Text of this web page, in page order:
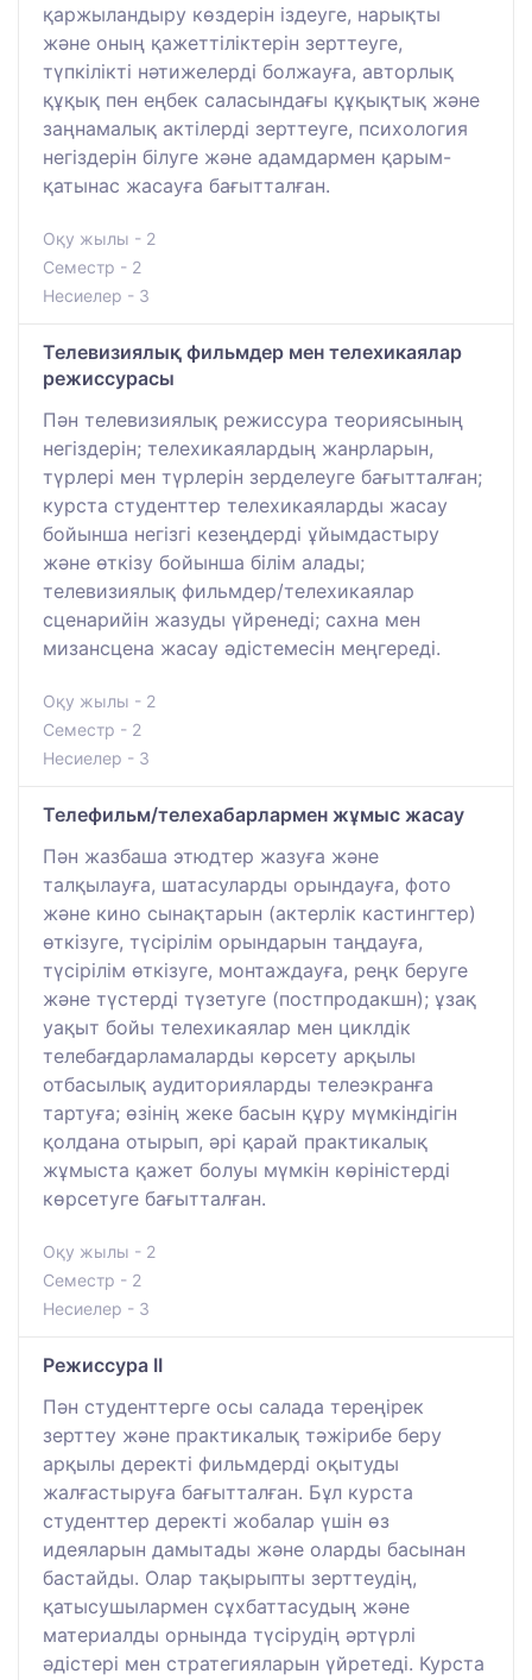
қаржыландыру көздерін іздеуге, нарықты
және оның қажеттіліктерін зерттеуге,
түпкілікті нәтижелерді болжауға, авторлық
құқық пен еңбек саласындағы құқықтық және
заңнамалық актілерді зерттеуге, психология
негіздерін білуге және адамдармен қарым-
қатынас жасауға бағытталған.
Оқу жылы - 2
Семестр - 2
Несиелер - 3
Телевизиялық фильмдер мен телехикаялар
режиссурасы
Пән телевизиялық режиссура теориясының
негіздерін; телехикаялардың жанрларын,
түрлері мен түрлерін зерделеуге бағытталған;
курста студенттер телехикаяларды жасау
бойынша негізгі кезеңдерді ұйымдастыру
және өткізу бойынша білім алады;
телевизиялық фильмдер/телехикаялар
сценарийін жазуды үйренеді; сахна мен
мизансцена жасау әдістемесін меңгереді.
Оқу жылы - 2
Семестр - 2
Несиелер - 3
Телефильм/телехабарлармен жұмыс жасау
Пән жазбаша этюдтер жазуға және
талқылауға, шатасуларды орындауға, фото
және кино сынақтарын (актерлік кастингтер)
өткізуге, түсірілім орындарын таңдауға,
түсірілім өткізуге, монтаждауға, реңк беруге
және түстерді түзетуге (постпродакшн); ұзақ
уақыт бойы телехикаялар мен циклдік
телебағдарламаларды көрсету арқылы
отбасылық аудиторияларды телеэкранға
тартуға; өзінің жеке басын құру мүмкіндігін
қолдана отырып, әрі қарай практикалық
жұмыста қажет болуы мүмкін көріністерді
көрсетуге бағытталған.
Оқу жылы - 2
Семестр - 2
Несиелер - 3
Режиссура II
Пән студенттерге осы салада тереңірек
зерттеу және практикалық тәжірибе беру
арқылы деректі фильмдерді оқытуды
жалғастыруға бағытталған. Бұл курста
студенттер деректі жобалар үшін өз
идеяларын дамытады және оларды басынан
бастайды. Олар тақырыпты зерттеудің,
қатысушылармен сұхбаттасудың және
материалды орнында түсірудің әртүрлі
әдістері мен стратегияларын үйретеді. Курста